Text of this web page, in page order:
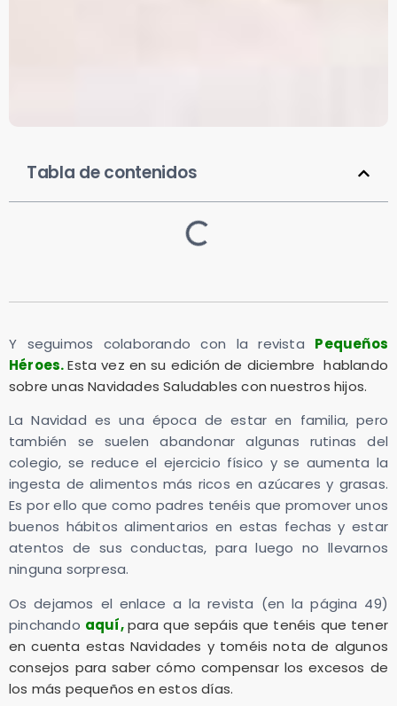
Tabla de contenidos
Y seguimos colaborando con la revista Pequeños
Héroes.Esta vez en su edición de diciembre hablando
sobre unas Navidades Saludables con nuestros hijos.
La Navidad es una época de estar en familia, pero
también se suelen abandonar algunas rutinas del
colegio, se reduce el ejercicio físico y se aumenta la
ingesta de alimentos más ricos en azúcares y grasas.
Es por ello que como padres tenéis que promover unos
buenos hábitos alimentarios en estas fechas y estar
atentos de sus conductas, para luego no llevarnos
ninguna sorpresa.
Os dejamos el enlace a la revista (en la página 49)
pinchando aquí,para que sepáis que tenéis que tener
en cuenta estas Navidades y toméis nota de algunos
consejos para saber cómo compensar los excesos de
los más pequeños en estos días.